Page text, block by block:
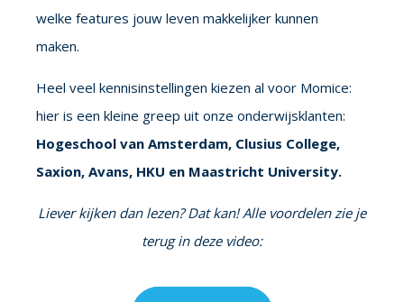
welke features jouw leven makkelijker kunnen
maken.
Heel veel kennisinstellingen kiezen al voor Momice:
hier is een kleine greep uit onze onderwijsklanten:
Hogeschool van Amsterdam, Clusius College,
Saxion, Avans, HKU en Maastricht University.
Liever kijken dan lezen? Dat kan! Alle voordelen zie je
terug in deze video: